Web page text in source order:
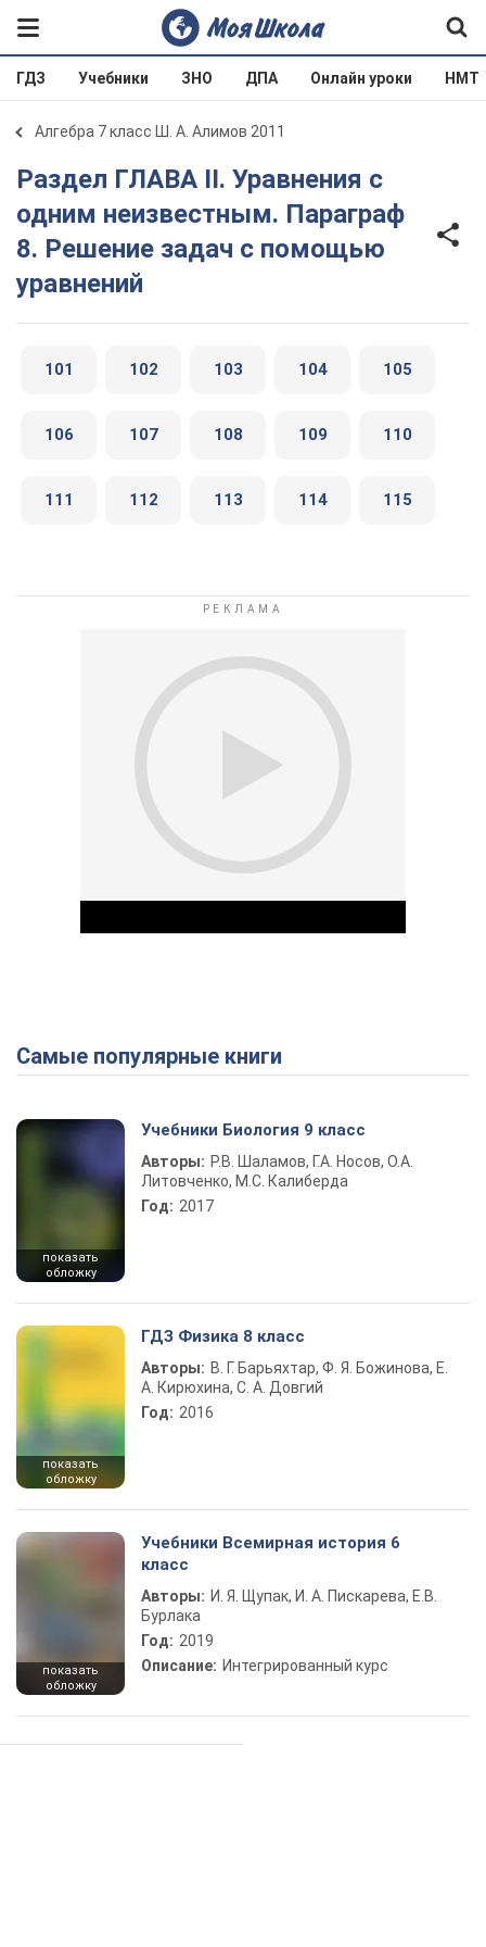
ГДЗ Учебники ЗНО ДПА Онлайн уроки НМТ
Алгебра 7 класс Ш. А. Алимов 2011
Раздел ГЛАВА ІІ. Уравнения с
одним неизвестным. Параграф
8. Решение задач с помощью
уравнений
101 102 103 104 105
106 107 108 109 110
111 112 113 114 115
Play Video
Самые популярные книги
показать
обложку
Учебники Биология 9 класс
Авторы: Р.В. Шаламов, Г.А. Носов, О.А.
Литовченко, М.С. Калиберда
Год: 2017
показать
обложку
ГДЗ Физика 8 класс
Авторы: В. Г. Барьяхтар, Ф. Я. Божинова, Е.
А. Кирюхина, С. А. Довгий
Год: 2016
показать
обложку
Учебники Всемирная история 6
класс
Авторы: И. Я. Щупак, И. А. Пискарева, Е.В.
Бурлака
Год: 2019
Описание: Интегрированный курс